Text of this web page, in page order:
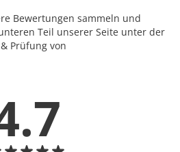
Bewertungen sammeln und
Teil unserer Seite unter der
Prüfung von